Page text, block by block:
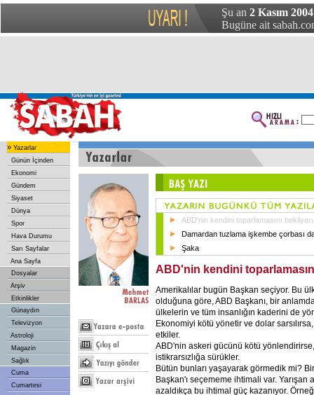
Şu an 2 Kasım
Bugüne ait
» Yazarlar
Günün İçinden
Ekonomi
Gündem
Siyaset
Dünya
Spor
Hava Durumu
Sarı Sayfalar
Ana Sayfa
Dosyalar
Arşiv
Etkinlikler
Günaydın
Televizyon
Astroloji
Magazin
Sağlık
Cuma
Cumartesi
ABD'nin kendini toparlamasını
Damardan tuzlama işkembe çorbası
Şaka
ABD'nin kendini
Amerikalılar bugün Başkan seçiyor. Bu
olduğuna göre, ABD Başkanı, bir
ülkelerin ve tüm insanlığın kaderini de
Ekonomiyi kötü yönetir ve dolar
etkiler.
ABD'nin askeri gücünü kötü
istikrarsızlığa sürükler.
Bütün bunları yaşayarak görmedik mi?
Başkan'ı seçememe ihtimali var. Yarışan
azaldıkça bu ihtimal güç kazanıyor.